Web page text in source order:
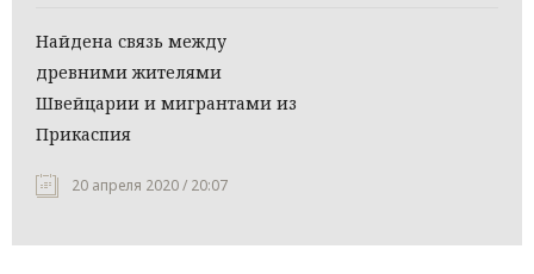
Найдена связь между
древними жителями
Швейцарии и мигрантами из
Прикаспия
20 апреля 2020 / 20:07